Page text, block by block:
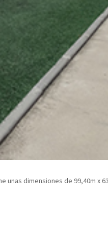
unas dimensiones de 99,40m x